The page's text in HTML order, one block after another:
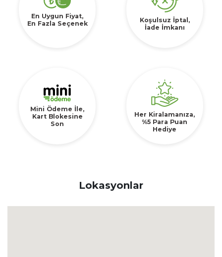
En Uygun Fiyat,
En Fazla Seçenek
Koşulsuz İptal,
İade İmkanı
Mini Ödeme İle,
Kart Blokesine
Son
Her Kiralamanıza,
%5 Para Puan
Hediye
Lokasyonlar